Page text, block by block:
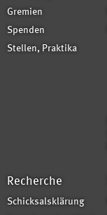
Gremien
Spenden
Stellen, Praktika
Recherche
Schicksalsklärung